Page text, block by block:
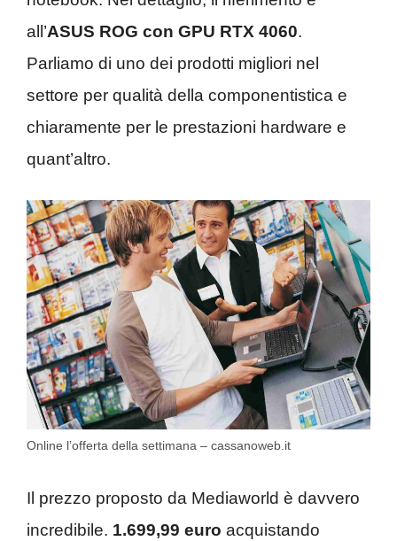
all’ASUS ROG con GPU RTX 4060.
Parliamo di uno dei prodotti migliori nel
settore per qualità della componentistica e
chiaramente per le prestazioni hardware e
quant’altro.
Online l’offerta della settimana – cassanoweb.it
Il prezzo proposto da Mediaworld è davvero
incredibile. 1.699,99 euro acquistando